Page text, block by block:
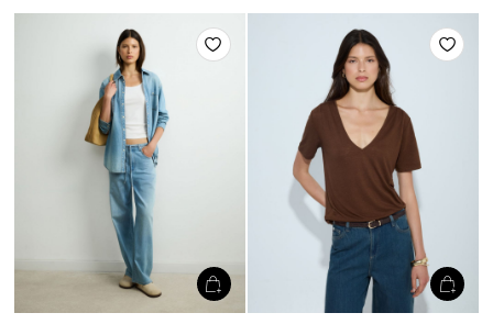
הוסף
למועדפים
הוסף
למועדפים